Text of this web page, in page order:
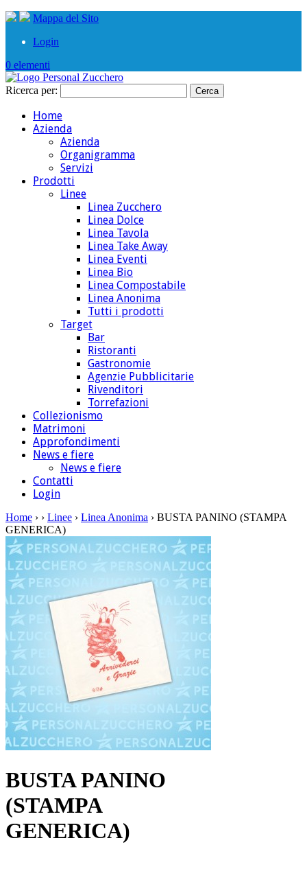
Mappa del Sito
Login
0 elementi
Ricerca per:
Home
Azienda
Azienda
Organigramma
Servizi
Prodotti
Linee
Linea Zucchero
Linea Dolce
Linea Tavola
Linea Take Away
Linea Eventi
Linea Bio
Linea Compostabile
Linea Anonima
Tutti i prodotti
Target
Bar
Ristoranti
Gastronomie
Agenzie Pubblicitarie
Rivenditori
Torrefazioni
Collezionismo
Matrimoni
Approfondimenti
News e fiere
News e fiere
Contatti
Login
Home › › Linee › Linea Anonima › BUSTA PANINO (STAMPA
GENERICA)
BUSTA PANINO
(STAMPA
GENERICA)